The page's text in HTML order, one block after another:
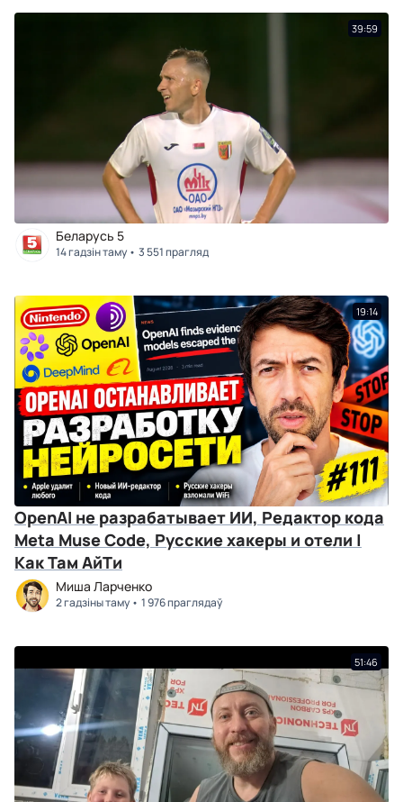
39:59
Беларусь 5
14 гадзін таму 3 551 прагляд
19:14
OpenAI не разрабатывает ИИ, Редактор кода
Meta Muse Code, Русские хакеры и отели |
Как Там АйТи
Миша Ларченко
2 гадзіны таму 1 976 праглядаў
51:46